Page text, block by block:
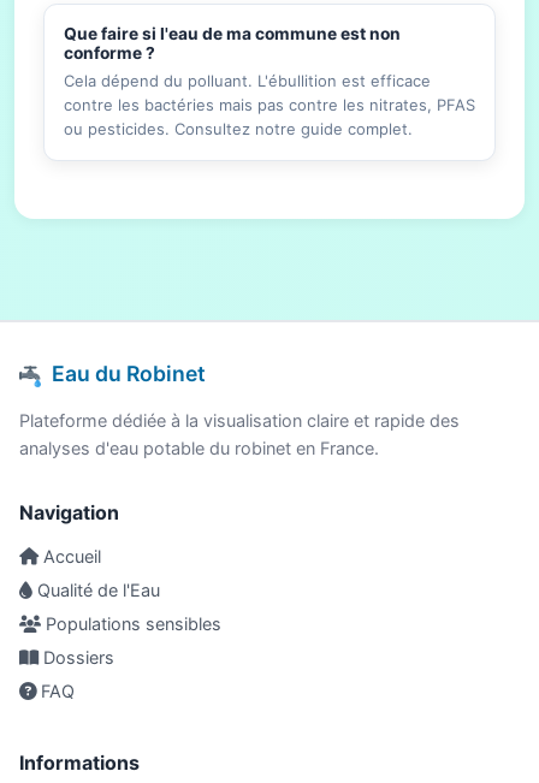
Que faire si l'eau de ma commune est non
conforme ?
Cela dépend du polluant. L'ébullition est efficace
contre les bactéries mais pas contre les nitrates, PFAS
ou pesticides. Consultez notre guide complet.
Eau du Robinet
Plateforme dédiée à la visualisation claire et rapide des
analyses d'eau potable du robinet en France.
Navigation
Accueil
Qualité de l'Eau
Populations sensibles
Dossiers
FAQ
Informations